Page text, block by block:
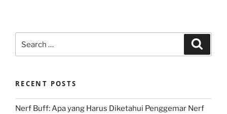
for:
RECENT POSTS
Nerf Buff: Apa yang Harus Diketahui Penggemar Nerf